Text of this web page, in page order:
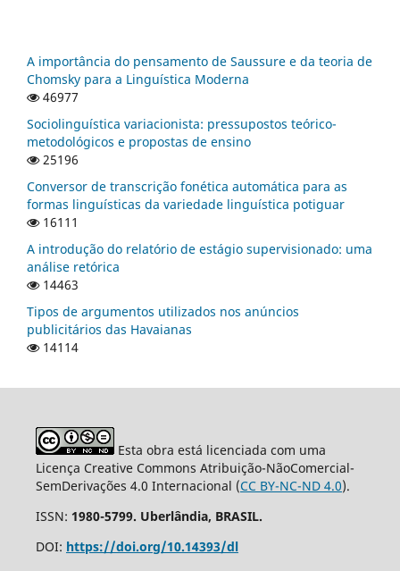
A importância do pensamento de Saussure e da teoria de
Chomsky para a Linguística Moderna
46977
Sociolinguística variacionista: pressupostos teórico-
metodológicos e propostas de ensino
25196
Conversor de transcrição fonética automática para as
formas linguísticas da variedade linguística potiguar
16111
A introdução do relatório de estágio supervisionado: uma
análise retórica
14463
Tipos de argumentos utilizados nos anúncios
publicitários das Havaianas
14114
Esta obra está licenciada com uma
Licença Creative Commons Atribuição-NãoComercial-
SemDerivações 4.0 Internacional (CC BY-NC-ND 4.0).
ISSN: 1980-5799. Uberlândia, BRASIL.
DOI: https://doi.org/10.14393/dl